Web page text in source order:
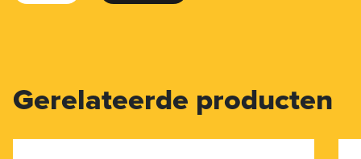
Gerelateerde producten